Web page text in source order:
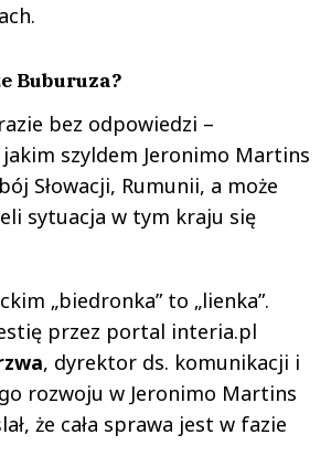
Buburuza?
bez odpowiedzi –
szyldem Jeronimo Martins
Słowacji, Rumunii, a może
sytuacja w tym kraju się
„biedronka” to „lienka”.
przez portal interia.pl
, dyrektor ds. komunikacji i
rozwoju w Jeronimo Martins
że cała sprawa jest w fazie